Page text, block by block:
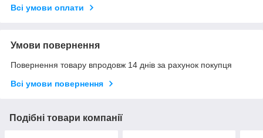
Всі умови оплати
Умови повернення
Повернення товару впродовж 14 днів за рахунок покупця
Всі умови повернення
Подібні товари компанії